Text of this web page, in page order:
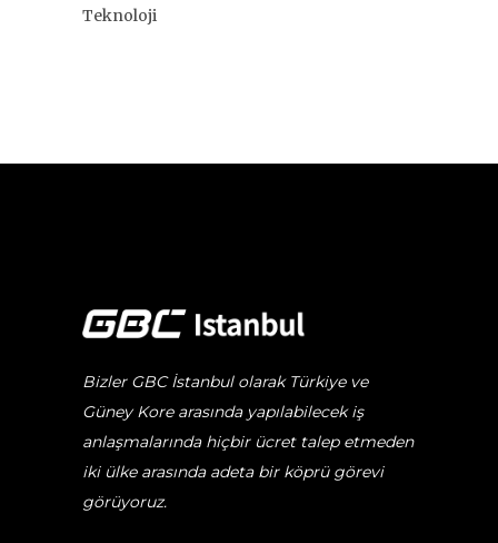
Teknoloji
Bizler GBC İstanbul olarak Türkiye ve
Güney Kore arasında yapılabilecek iş
anlaşmalarında hiçbir ücret talep etmeden
iki ülke arasında adeta bir köprü görevi
görüyoruz.